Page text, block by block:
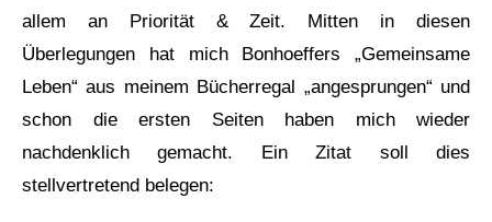
allem an Priorität & Zeit. Mitten in diesen
Überlegungen hat mich Bonhoeffers „Gemeinsame
Leben“ aus meinem Bücherregal „angesprungen“ und
schon die ersten Seiten haben mich wieder
nachdenklich gemacht. Ein Zitat soll dies
stellvertretend belegen: